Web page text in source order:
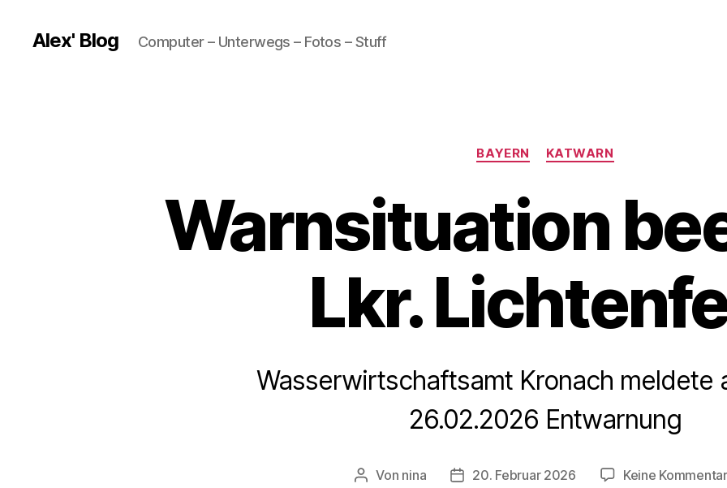
Alex' Blog Computer – Unterwegs – Fotos – Stuff
Kategorien
BAYERN KATWARN
Warnsituation
Lkr.
Wasserwirtschaftsamt Kronach meldete
26.02.2026 Entwarnung
Beitragsautor
Von nina Veröffentlichungsdatum
20. Februar 2026 Keine